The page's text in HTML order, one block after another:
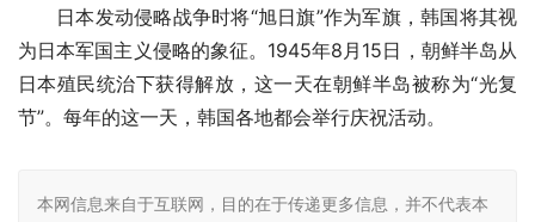
日本发动侵略战争时将“旭日旗”作为军旗，韩国将其视
为日本军国主义侵略的象征。1945年8月15日，朝鲜半岛从
日本殖民统治下获得解放，这一天在朝鲜半岛被称为“光复
节”。每年的这一天，韩国各地都会举行庆祝活动。
本网信息来自于互联网，目的在于传递更多信息，并不代表本